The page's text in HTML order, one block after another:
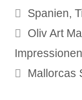
Spanien,
Oliv Art
Impressionen
Mallorcas